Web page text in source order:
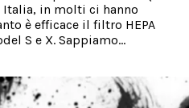
Italia, in molti ci hanno
è efficace il filtro HEPA
S e X. Sappiamo…